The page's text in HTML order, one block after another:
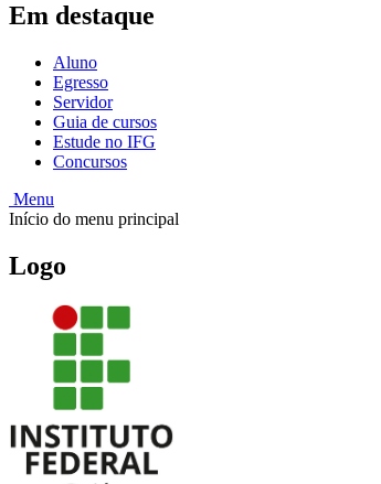
Em destaque
Aluno
Egresso
Servidor
Guia de cursos
Estude no IFG
Concursos
Menu
Início do menu principal
Logo